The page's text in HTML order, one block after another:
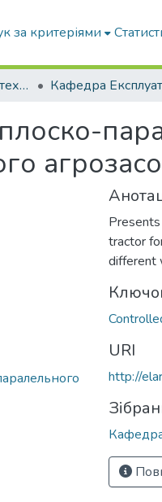
за критеріями
Факультет Механіко-технологічний
tractor
different
URI
http://
Кафедра